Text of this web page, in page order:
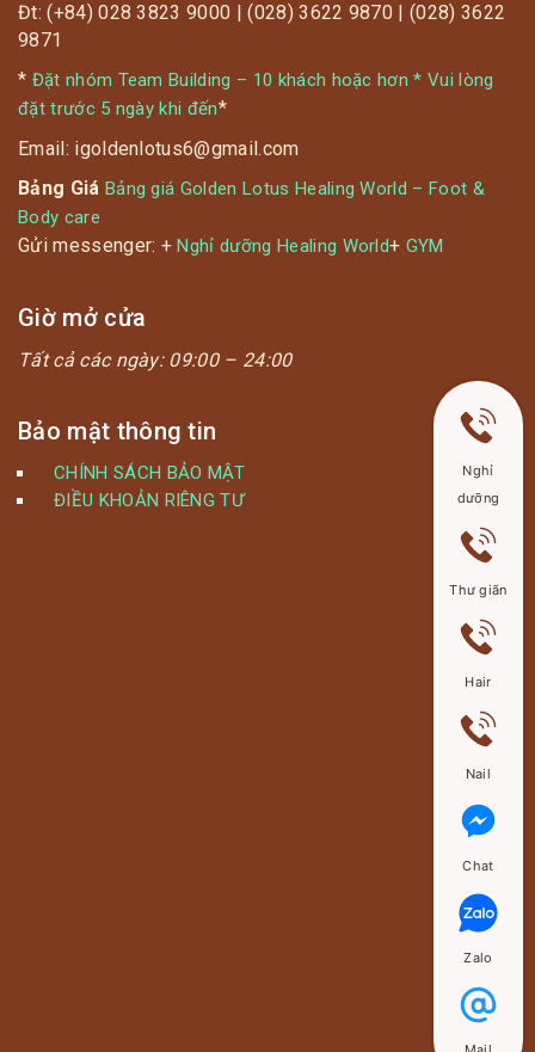
Đt: (+84) 028 3823 9000 | (028) 3622 9870 | (028) 3622
9871
* Đặt nhóm Team Building – 10 khách hoặc hơn * Vui lòng
đặt trước 5 ngày khi đến*
Email: igoldenlotus6@gmail.com
Bảng Giá Bảng giá Golden Lotus Healing World – Foot &
Body care
Gửi messenger: +Nghỉ dưỡng Healing World+ GYM
Giờ mở cửa
Tất cả các ngày: 09:00 – 24:00
Bảo mật thông tin
CHÍNH SÁCH BẢO MẬT
ĐIỀU KHOẢN RIÊNG TƯ
Nghỉ
dưỡng
Thư giãn
Hair
Nail
Chat
Zalo